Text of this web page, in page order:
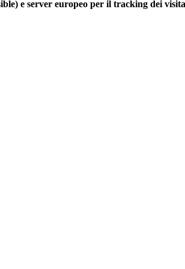
e server europeo per il tracking dei